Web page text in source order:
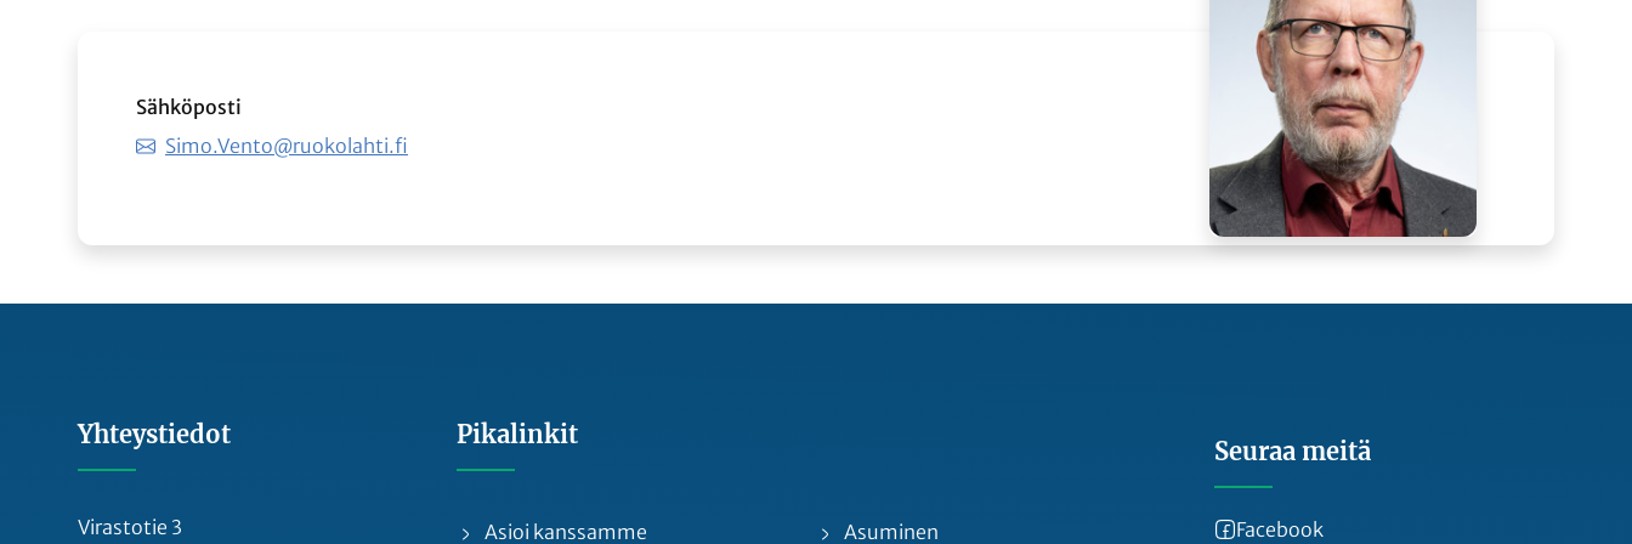
Sähköposti
Simo.Vento@ruokolahti.fi
Yhteystiedot
Virastotie 3
Pikalinkit
Asioi kanssamme Asuminen
Seuraa meitä
Facebook